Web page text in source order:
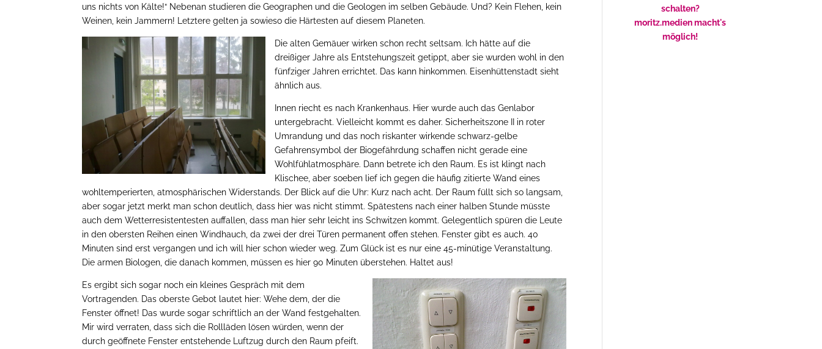
uns nichts von Kälte!“ Nebenan studieren die Geographen und die Geologen im selben Gebäude. Und? Kein Flehen, kein
Weinen, kein Jammern! Letztere gelten ja sowieso die Härtesten auf diesem Planeten.
Die alten Gemäuer wirken schon recht seltsam. Ich hätte auf die
dreißiger Jahre als Entstehungszeit getippt, aber sie wurden wohl in den
fünfziger Jahren errichtet. Das kann hinkommen. Eisenhüttenstadt sieht
ähnlich aus.
Innen riecht es nach Krankenhaus. Hier wurde auch das Genlabor
untergebracht. Vielleicht kommt es daher. Sicherheitszone II in roter
Umrandung und das noch riskanter wirkende schwarz-gelbe
Gefahrensymbol der Biogefährdung schaffen nicht gerade eine
Wohlfühlatmosphäre. Dann betrete ich den Raum. Es ist klingt nach
Klischee, aber soeben lief ich gegen die häufig zitierte Wand eines
wohltemperierten, atmosphärischen Widerstands. Der Blick auf die Uhr: Kurz nach acht. Der Raum füllt sich so langsam,
aber sogar jetzt merkt man schon deutlich, dass hier was nicht stimmt. Spätestens nach einer halben Stunde müsste
auch dem Wetterresistentesten auffallen, dass man hier sehr leicht ins Schwitzen kommt. Gelegentlich spüren die Leute
in den obersten Reihen einen Windhauch, da zwei der drei Türen permanent offen stehen. Fenster gibt es auch. 40
Minuten sind erst vergangen und ich will hier schon wieder weg. Zum Glück ist es nur eine 45-minütige Veranstaltung.
Die armen Biologen, die danach kommen, müssen es hier 90 Minuten überstehen. Haltet aus!
Es ergibt sich sogar noch ein kleines Gespräch mit dem
Vortragenden. Das oberste Gebot lautet hier: Wehe dem, der die
Fenster öffnet! Das wurde sogar schriftlich an der Wand festgehalten.
Mir wird verraten, dass sich die Rollläden lösen würden, wenn der
durch geöffnete Fenster entstehende Luftzug durch den Raum pfeift.
schalten?
moritz.medien macht's
möglich!